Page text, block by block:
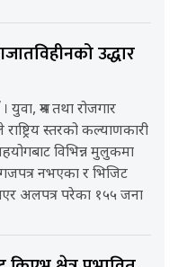
उद्धार
युवा, श्रम तथा रोजगार
राष्ट्रिय स्तरको कल्याणकारी
विभिन्न मुलुकमा
नभएका र भिजिट
अलपत्र परेका १५५ जना